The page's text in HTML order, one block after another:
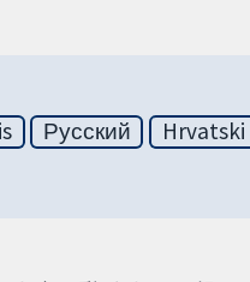
Русский Hrvatski